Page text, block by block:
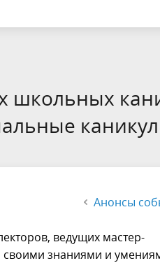
школьных
Анонсы
ведущих мастер-
своими знаниями и